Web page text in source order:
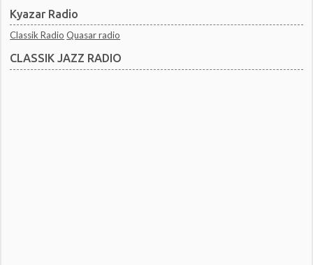
Kyazar Radio
Classik Radio Quasar radio
CLASSIK JAZZ RADIO